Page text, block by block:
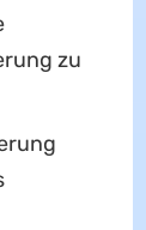
zu